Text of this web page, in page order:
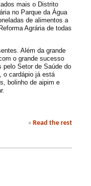
mais o Distrito
no Parque da Água
de alimentos a
Agrária de todas
Além da grande
o grande sucesso
Setor de Saúde do
o cardápio já está
bolinho de aipim e
» Read the rest